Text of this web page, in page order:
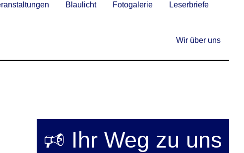
Blaulicht Fotogalerie Leserbriefe
Wir über uns
🕫 Ihr Weg zu uns